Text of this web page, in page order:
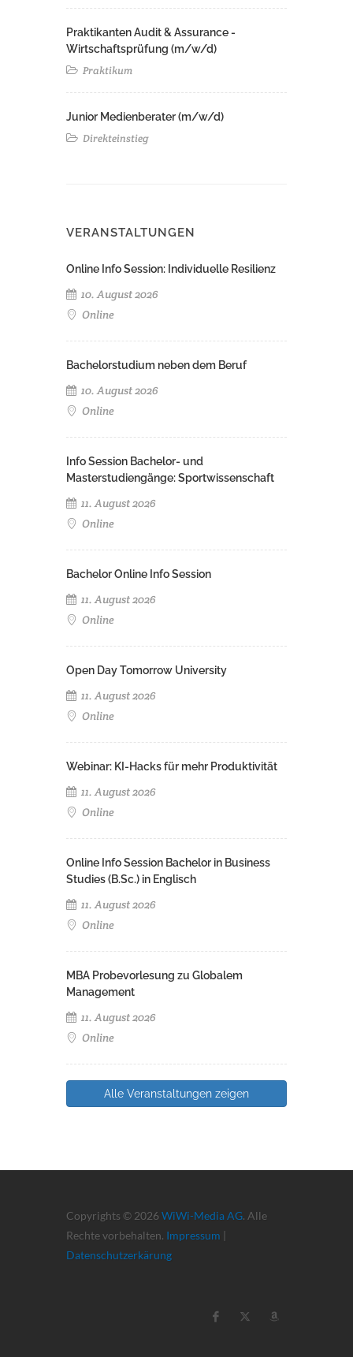
Praktikanten Audit & Assurance -
Wirtschaftsprüfung (m/w/d)
Praktikum
Junior Medienberater (m/w/d)
Direkteinstieg
VERANSTALTUNGEN
Online Info Session: Individuelle Resilienz
10. August 2026
Online
Bachelorstudium neben dem Beruf
10. August 2026
Online
Info Session Bachelor- und
Masterstudiengänge: Sportwissenschaft
11. August 2026
Online
Bachelor Online Info Session
11. August 2026
Online
Open Day Tomorrow University
11. August 2026
Online
Webinar: KI-Hacks für mehr Produktivität
11. August 2026
Online
Online Info Session Bachelor in Business
Studies (B.Sc.) in Englisch
11. August 2026
Online
MBA Probevorlesung zu Globalem
Management
11. August 2026
Online
Alle Veranstaltungen zeigen
Copyrights © 2026 WiWi-Media AG. Alle
Rechte vorbehalten. Impressum |
Datenschutzerkärung